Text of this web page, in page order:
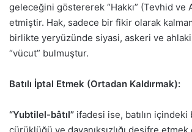
geleceğini göstererek “Hakkı” (Tevhid ve
etmiştir. Hak, sadece bir fikir olarak
birlikte yeryüzünde siyasi, askeri ve
“vücut” bulmuştur.
Batılı İptal Etmek (Ortadan Kaldırmak):
“Yubtilel-bâtıl” ifadesi ise, batılın içindeki
çürüklüğü ve dayanıksızlığı deşifre etmek